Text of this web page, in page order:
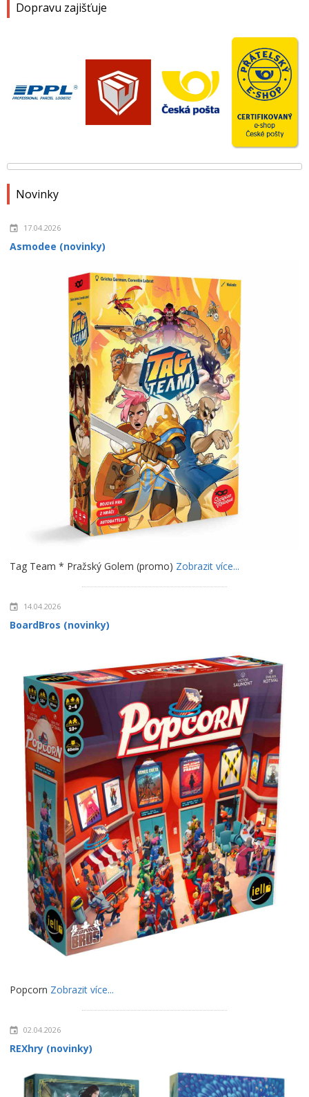
Dopravu zajišťuje
Novinky
17.04.2026
Asmodee (novinky)
Tag Team * Pražský Golem (promo) Zobrazit více...
14.04.2026
BoardBros (novinky)
Popcorn Zobrazit více...
02.04.2026
REXhry (novinky)